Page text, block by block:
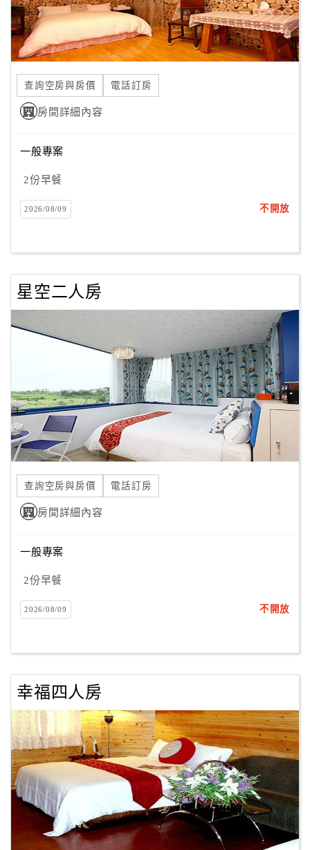
度
訂
單
管
理
員
戶
客
服
聯
單
線
上
客
服
紅
利
查
訂
房
Q&A
旅
卡
訂
房
請
款
查詢空房與房價 電話訂房
房間詳細內容
一般專案
2份早餐
2026/08/09 不開放
星空二人房
查詢空房與房價 電話訂房
房間詳細內容
一般專案
2份早餐
2026/08/09 不開放
幸福四人房